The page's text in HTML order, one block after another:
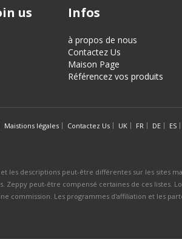
us Infos
à propos de nous
Contactez Us
Maison Page
Référencez vos produits
Maistions légales Contactez Us UK FR DE
ES
les descriptions peut-être différentes sur les sites
Zeppy peut-être compensé certaines de ces listes.
commission. Les programmes d'affiliation et les